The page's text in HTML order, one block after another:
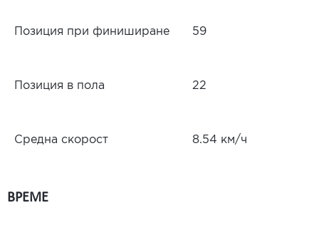
Позиция при финиширане 59
Позиция в пола 22
Средна скорост 8.54 км/ч
ВРЕМЕ